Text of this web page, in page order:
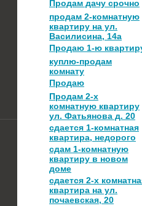
Продам дачу срочно
продам 2-комнатную
квартиру на ул.
Василисина, 14а
Продаю 1-ю
куплю-продам
комнату
Продаю
Продам 2-х
комнатную квартиру
ул. Фатьянова д. 20
сдается 1-комнатная
квартира, недорого
сдам 1-комнатную
квартиру в новом
доме
сдается 2-х
квартира на ул.
почаевская, 20